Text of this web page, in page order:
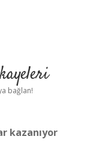
bağlan!
kazanıyor